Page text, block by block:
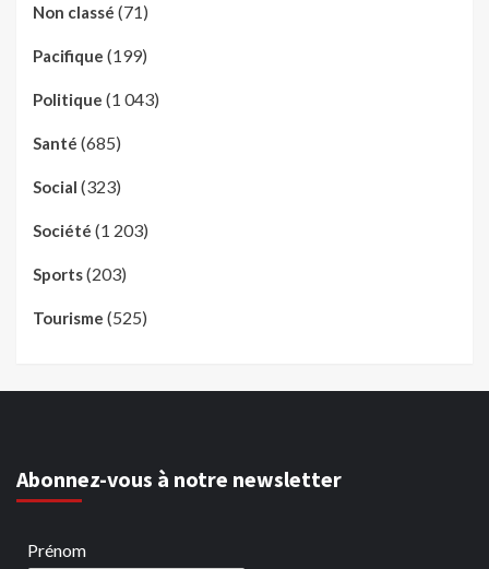
Non classé (71)
Pacifique (199)
Politique (1 043)
Santé (685)
Social (323)
Société (1 203)
Sports(203)
Tourisme (525)
Abonnez-vous à notre newsletter
Prénom